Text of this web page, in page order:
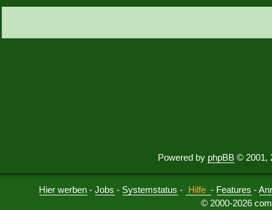
Powered by phpBB © 2001,
Hier werben -Jobs - Systemstatus - Hilfe - Features -
© 2000-2026